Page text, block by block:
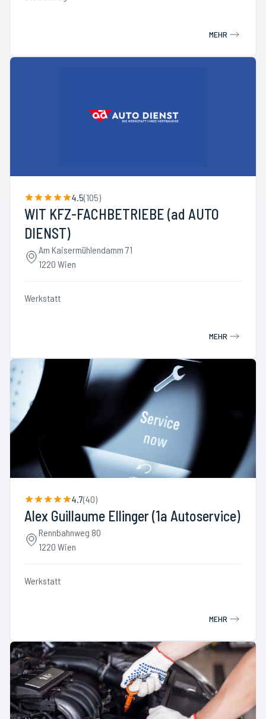
MEHR
4.5(105)
WIT KFZ-FACHBETRIEBE (ad AUTO
DIENST)
Am Kaisermühlendamm 71
1220 Wien
Werkstatt
MEHR
4.7(40)
Alex Guillaume Ellinger (1a Autoservice)
Rennbahnweg 80
1220 Wien
Werkstatt
MEHR